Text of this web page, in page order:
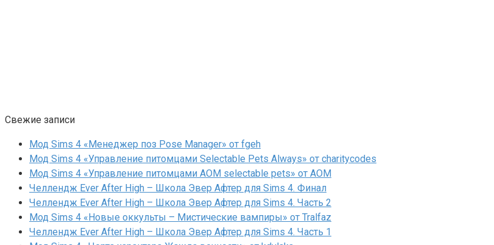
Свежие записи
Мод Sims 4 «Менеджер поз Pose Manager» от fgeh
Мод Sims 4 «Управление питомцами Selectable Pets Always» от charitycodes
Мод Sims 4 «Управление питомцами AOM selectable pets» от AOM
Челлендж Ever After High – Школа Эвер Афтер для Sims 4. Финал
Челлендж Ever After High – Школа Эвер Афтер для Sims 4. Часть 2
Мод Sims 4 «Новые оккульты – Мистические вампиры» от Tralfaz
Челлендж Ever After High – Школа Эвер Афтер для Sims 4. Часть 1